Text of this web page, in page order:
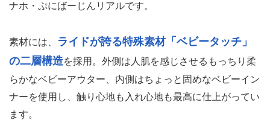
ナホ・ぷにばーじんリアルです。
素材には、
ライドが誇る特殊素材「ベビータッチ」
の二層構造を採用。外側は人肌を感じさせるもっちり柔
らかなベビーアウター、内側はちょっと固めなベビーイン
ナーを使用し、触り心地も入れ心地も最高に仕上がってい
ます。